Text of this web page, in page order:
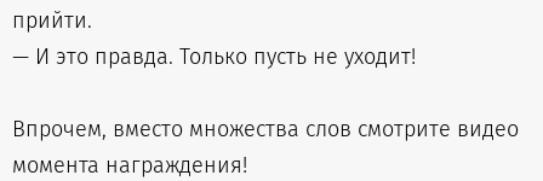
прийти.
— И это правда. Только пусть не уходит!
Впрочем, вместо множества слов смотрите видео
момента награждения!